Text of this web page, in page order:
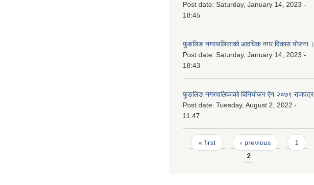
Post date: Saturday, January 14, 2023 -
18:45
फुङलिङ नगरपालिकाको आवधिक नगर विकास योजना ।
Post date: Saturday, January 14, 2023 -
18:43
फुङलिङ नगरपालिकाको विनियोजन ऐन २०७९ राजपत्र
Post date: Tuesday, August 2, 2022 -
11:47
Pages
« first ‹ previous
1
2